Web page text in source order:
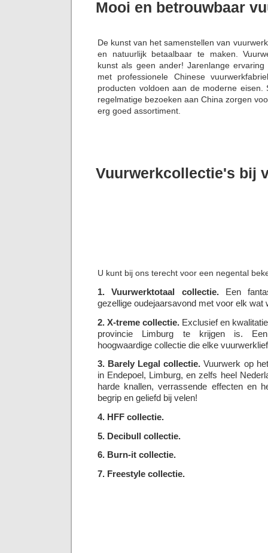
Mooi en betrouwbaar
De kunst van het samenstellen van
en natuurlijk betaalbaar te maken.
kunst als geen ander! Jarenlange
met professionele Chinese
producten voldoen aan de moderne eisen.
regelmatige bezoeken aan China zorgen
erg goed assortiment.
Vuurwerkcollectie's bij
U kunt bij ons terecht voor een negental
1. Vuurwerktotaal collectie.Een
gezellige oudejaarsavond met voor elk wat
2. X-treme collectie. Exclusief en
provincie Limburg te krijgen is.
hoogwaardige collectie die elke
3. Barely Legal collectie. Vuurwerk op
in Endepoel, Limburg, en zelfs heel
harde knallen, verrassende effecten en
begrip en geliefd bij velen!
4. HFF collectie.
5. Decibull collectie.
6. Burn-it collectie.
7. Freestyle collectie.